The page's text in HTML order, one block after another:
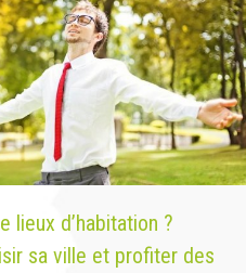
lieux d’habitation ?
sa ville et profiter des